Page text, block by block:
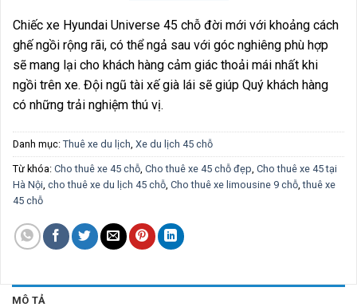
Chiếc xe Hyundai Universe 45 chỗ đời mới với khoảng cách
ghế ngồi rộng rãi, có thể ngả sau với góc nghiêng phù hợp
sẽ mang lại cho khách hàng cảm giác thoải mái nhất khi
ngồi trên xe. Đội ngũ tài xế già lái sẽ giúp Quý khách hàng
có những trải nghiệm thú vị.
Danh mục: Thuê xe du lịch Xe du lịch 45 chỗ
Từ khóa: Cho thuê xe 45 chỗ Cho thuê xe 45 chỗ đẹp Cho thuê xe 45 tại
Hà Nội cho thuê xe du lịch 45 chỗ Cho thuê xe limousine 9 chỗ ,thuê xe
45 chỗ
MÔ TẢ